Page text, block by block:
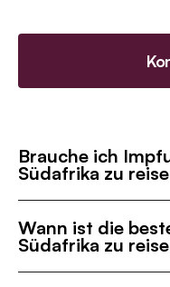
Brauche ich
Südafrika zu
Wann ist die
Südafrika zu